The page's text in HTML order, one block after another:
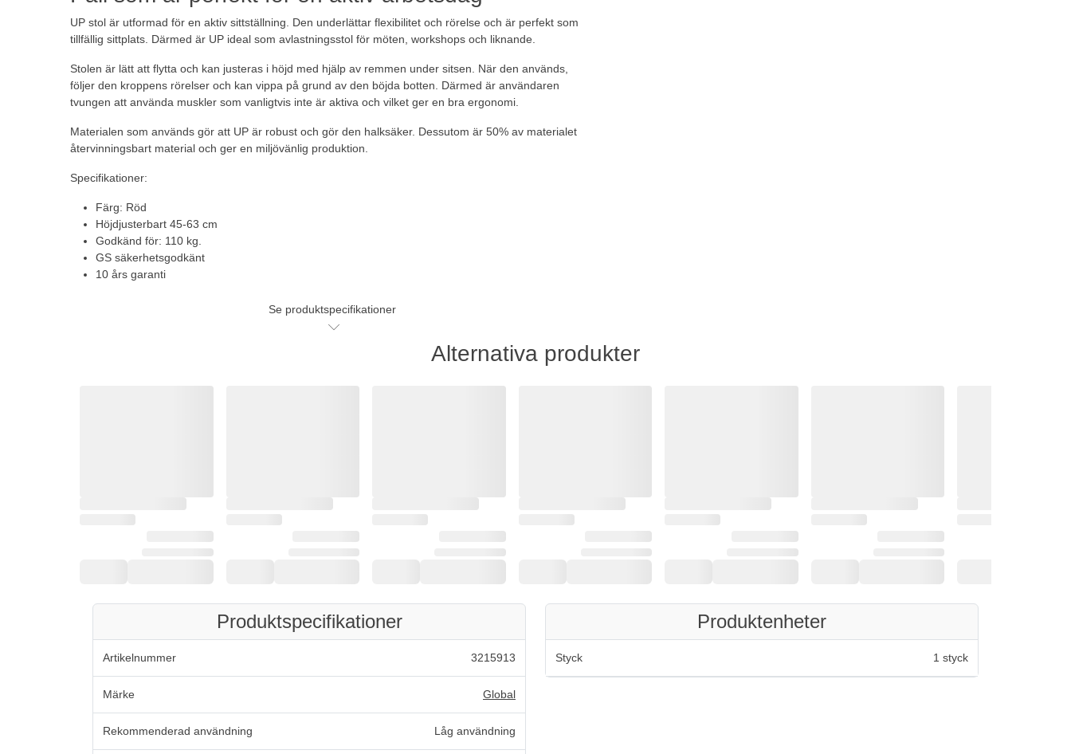
UP stol är utformad för en aktiv sittställning. Den underlättar flexibilitet och rörelse och är perfekt som
tillfällig sittplats. Därmed är UP ideal som avlastningsstol för möten, workshops och liknande.
Stolen är lätt att flytta och kan justeras i höjd med hjälp av remmen under sitsen. När den används,
följer den kroppens rörelser och kan vippa på grund av den böjda botten. Därmed är användaren
tvungen att använda muskler som vanligtvis inte är aktiva och vilket ger en bra ergonomi.
Materialen som används gör att UP är robust och gör den halksäker. Dessutom är 50% av materialet
återvinningsbart material och ger en miljövänlig produktion.
Specifikationer:
Färg: Röd
Höjdjusterbart 45-63 cm
Godkänd för: 110 kg.
GS säkerhetsgodkänt
10 års garanti
Se produktspecifikationer
Alternativa produkter
Produktspecifikationer
Artikelnummer 3215913
Märke Global
Rekommenderad användning Låg användning
Produktenheter
Styck 1 styck